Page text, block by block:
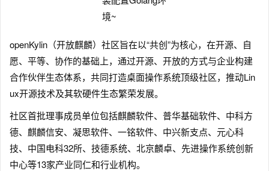
openKylin（开放麒麟）社区旨在以“共创”为核心，在开源、自
愿、平等、协作的基础上，通过开源、开放的方式与企业构建
合作伙伴生态体系，共同打造桌面操作系统顶级社区，推动Lin
ux开源技术及其软硬件生态繁荣发展。
社区首批理事成员单位包括麒麟软件、普华基础软件、中科方
德、麒麟信安、凝思软件、一铭软件、中兴新支点、元心科
技、中国电科32所、技德系统、北京麟卓、先进操作系统创新
中心等13家产业同仁和行业机构。